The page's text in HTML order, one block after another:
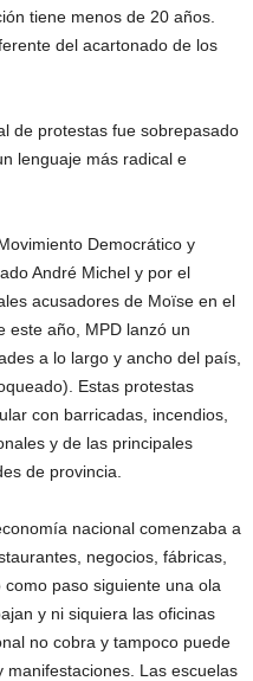
tiene menos de 20 años.
del acartonado de los
de protestas fue sobrepasado
lenguaje más radical e
Democrático y
André Michel y por el
acusadores de Moïse en el
este año, MPD lanzó un
a lo largo y ancho del país,
Estas protestas
con barricadas, incendios,
y de las principales
de provincia.
nacional comenzaba a
negocios, fábricas,
paso siguiente una ola
y ni siquiera las oficinas
no cobra y tampoco puede
Las escuelas